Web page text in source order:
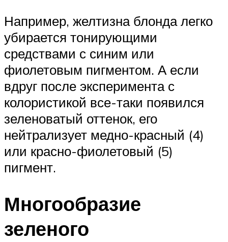
Например, желтизна блонда легко
убирается тонирующими
средствами с синим или
фиолетовым пигментом. А если
вдруг после эксперимента с
колористикой все-таки появился
зеленоватый оттенок, его
нейтрализует медно-красный (4)
или красно-фиолетовый (5)
пигмент.
Многообразие
зеленого